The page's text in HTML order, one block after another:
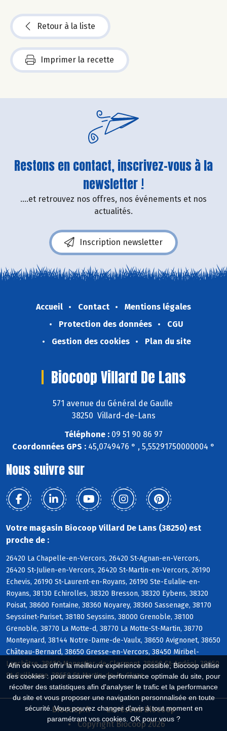
Afin de vous offrir la meilleure expérience possible, Biocoop utilise
des cookies : pour assurer une performance optimale du site, pour
récolter des statistiques afin d'analyser le trafic et la performance
du site et vous proposer une navigation personnalisée en toute
sécurité. Vous pouvez changer d'avis à tout moment en
paramétrant vos cookies. OK pour vous ?
Retour à la liste
Imprimer la recette
Restons en contact, inscrivez-vous à la
newsletter !
....et retrouvez nos offres, nos événements et nos
actualités.
Inscription newsletter
Accueil Contact
Mentions légales
Protection des données
CGU
Gestion des cookies
Plan du site
Biocoop Villard De Lans
571 avenue du Général de Gaulle
38250 Villard-de-Lans
Téléphone : 09 51 90 86 97
Coordonnées GPS : 45,0749476 ° , 5,55291750000004 °
Nous suivre sur
Votre magasin Biocoop Villard De Lans (38250) est
proche de :
26420 La Chapelle-en-Vercors, 26420 St-Agnan-en-Vercors,
26420 St-Julien-en-Vercors, 26420 St-Martin-en-Vercors, 26190
Echevis, 26190 St-Laurent-en-Royans, 26190 Ste-Eulalie-en-
Royans, 38130 Echirolles, 38320 Bresson, 38320 Eybens, 38320
Poisat, 38600 Fontaine, 38360 Noyarey, 38360 Sassenage, 38170
Seyssinet-Pariset, 38180 Seyssins, 38000 Grenoble, 38100
Grenoble, 38770 La Motte-d, 38770 La Motte-St-Martin, 38770
Monteynard, 38144 Notre-Dame-de-Vaulx, 38650 Avignonet, 38650
Château-Bernard, 38650 Gresse-en-Vercors, 38450 Miribel-
Lanchâtre, 38650 Monestier-de-Clermont, 38650 St-Andéol, 38650
St-Guillaume, 38650 St-Martin-de-la-Cluze
Biocoop.fr
Le réseau Biocoop
Copyright Biocoop 2026